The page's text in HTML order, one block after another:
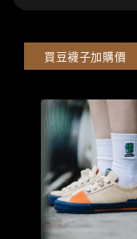
買豆襪子加購價